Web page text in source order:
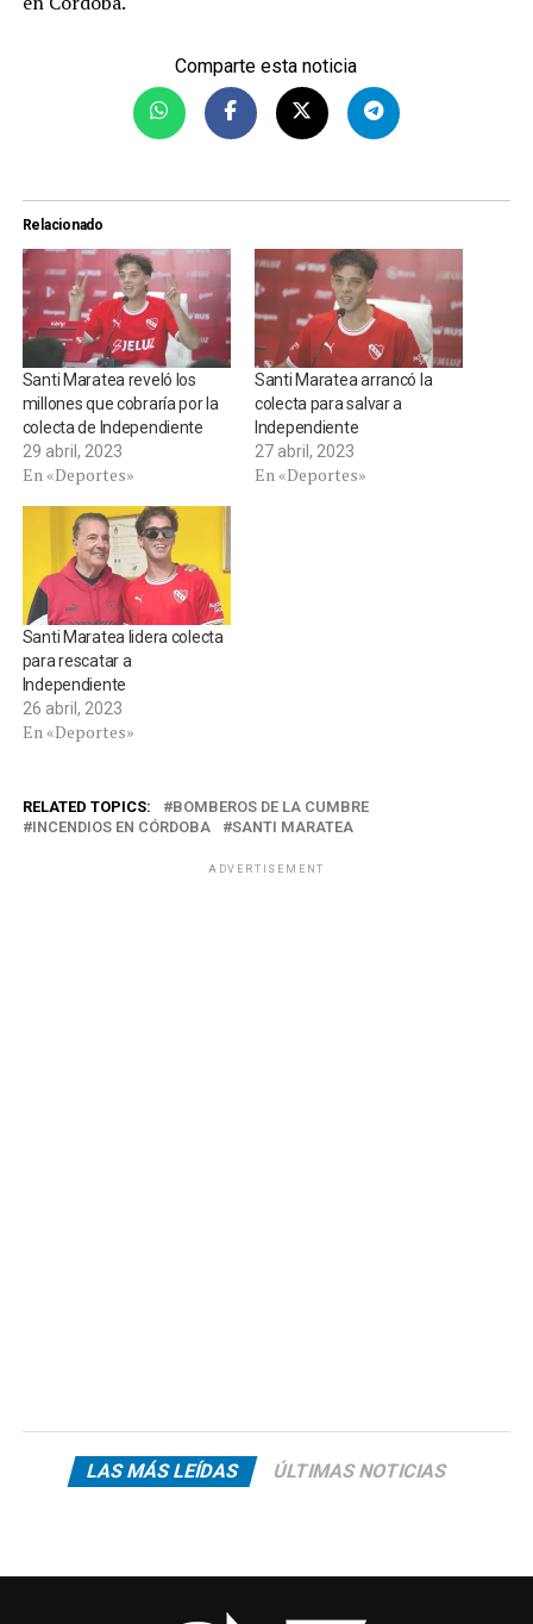
Comparte esta noticia
Relacionado
Santi Maratea reveló los
millones que cobraría por la
colecta de Independiente
29 abril, 2023
En «Deportes»
Santi Maratea arrancó la
colecta para salvar a
Independiente
27 abril, 2023
En «Deportes»
Santi Maratea lidera colecta
para rescatar a
Independiente
26 abril, 2023
En «Deportes»
RELATED TOPICS:
BOMBEROS DE LA CUMBRE
INCENDIOS EN CÓRDOBA
SANTI MARATEA
ADVERTISEMENT
LAS MÁS LEÍDAS ÚLTIMAS NOTICIAS